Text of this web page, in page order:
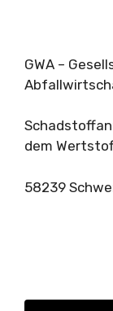
GWA –
dem
58239